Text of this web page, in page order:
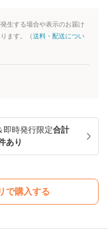
生する場合や表示のお届け
ます。（送料・配送につい
即時発行限定合計
あり
で購入する